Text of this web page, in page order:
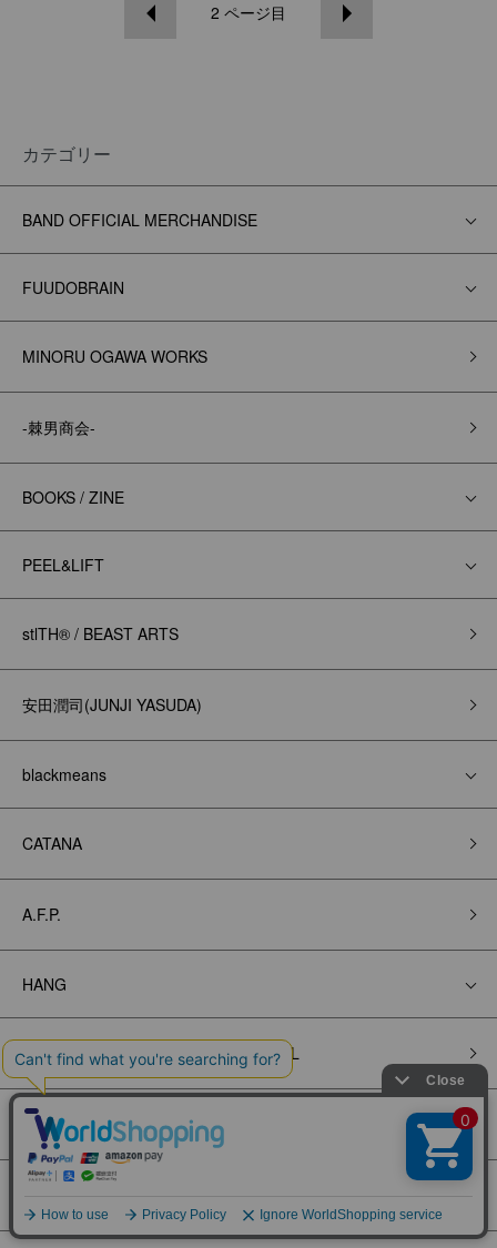
2 ページ目
カテゴリー
BAND OFFICIAL MERCHANDISE
FUUDOBRAIN
MINORU OGAWA WORKS
-棘男商会-
BOOKS / ZINE
PEEL&LIFT
stlTH® / BEAST ARTS
安田潤司(JUNJI YASUDA)
blackmeans
CATANA
A.F.P.
HANG
ST.PAULI（ザンクトパウリ）OFFICIAL
POSSESSED SHOE